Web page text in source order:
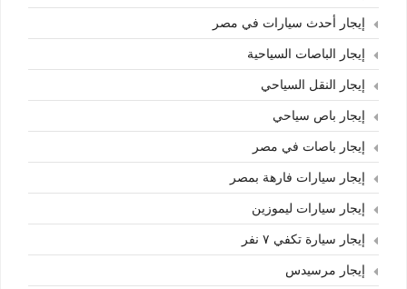
إيجار أحدث سيارات في مصر
إيجار الباصات السياحية
إيجار النقل السياحي
إيجار باص سياحي
إيجار باصات في مصر
إيجار سيارات فارهة بمصر
إيجار سيارات ليموزين
إيجار سيارة تكفي ٧ نفر
إيجار مرسيدس